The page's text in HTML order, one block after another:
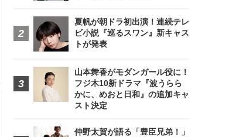
夏帆が朝ドラ初出演！連続テレ
ビ小説『巡るスワン』新キャス
トが発表
山本舞香がモダンガール役に！
フジ木10新ドラマ『波うらら
かに、めおと日和』の追加キャ
スト決定
仲野太賀が語る「豊臣兄弟！」